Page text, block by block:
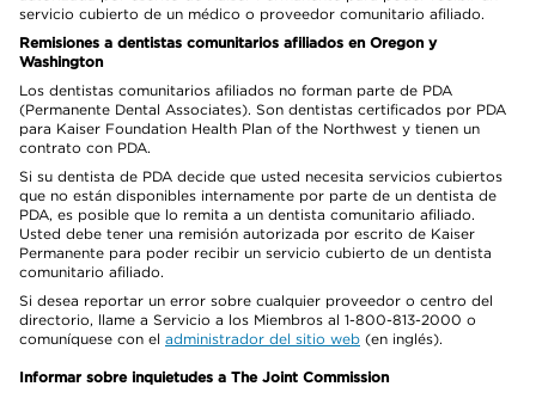
servicio cubierto de un médico o proveedor comunitario afiliado.
Remisiones a dentistas comunitarios afiliados en Oregon y
Washington
Los dentistas comunitarios afiliados no forman parte de PDA
(Permanente Dental Associates). Son dentistas certificados por PDA
para Kaiser Foundation Health Plan of the Northwest y tienen un
contrato con PDA.
Si su dentista de PDA decide que usted necesita servicios cubiertos
que no están disponibles internamente por parte de un dentista de
PDA, es posible que lo remita a un dentista comunitario afiliado.
Usted debe tener una remisión autorizada por escrito de Kaiser
Permanente para poder recibir un servicio cubierto de un dentista
comunitario afiliado.
Si desea reportar un error sobre cualquier proveedor o centro del
directorio, llame a Servicio a los Miembros al 1-800-813-2000 o
comuníquese con el administrador del sitio web (en inglés).
Informar sobre inquietudes a The Joint Commission